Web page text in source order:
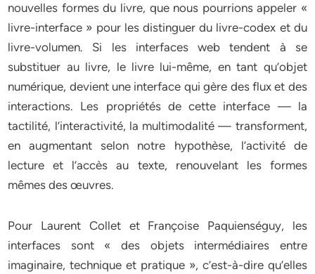
nouvelles formes du livre, que nous pourrions appeler «
livre-interface » pour les distinguer du livre-codex et du
livre-volumen. Si les interfaces web tendent à se
substituer au livre, le livre lui-même, en tant qu’objet
numérique, devient une interface qui gère des flux et des
interactions. Les propriétés de cette interface — la
tactilité, l’interactivité, la multimodalité — transforment,
en augmentant selon notre hypothèse, l’activité de
lecture et l’accès au texte, renouvelant les formes
mêmes des œuvres.
Pour Laurent Collet et Françoise Paquienséguy, les
interfaces sont « des objets intermédiaires entre
imaginaire, technique et pratique », c’est-à-dire qu’elles